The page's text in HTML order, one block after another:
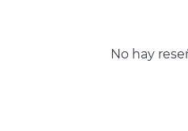
No hay